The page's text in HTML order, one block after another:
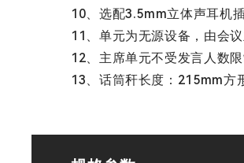
10、选配3.5mm立体声耳机
11、单元为无源设备，由会
12、主席单元不受发言人数
13、话筒秆长度：215mm方